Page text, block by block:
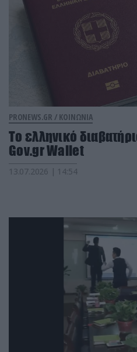
PRONEWS.GR / ΚΟΙΝΩΝΙΑ
Το ελληνικό
Gov.gr Wallet
13.07.2026 | 14:54